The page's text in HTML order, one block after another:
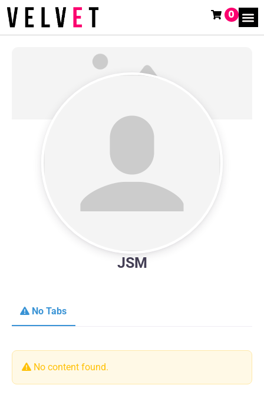
0
JSM
No Tabs
No content found.